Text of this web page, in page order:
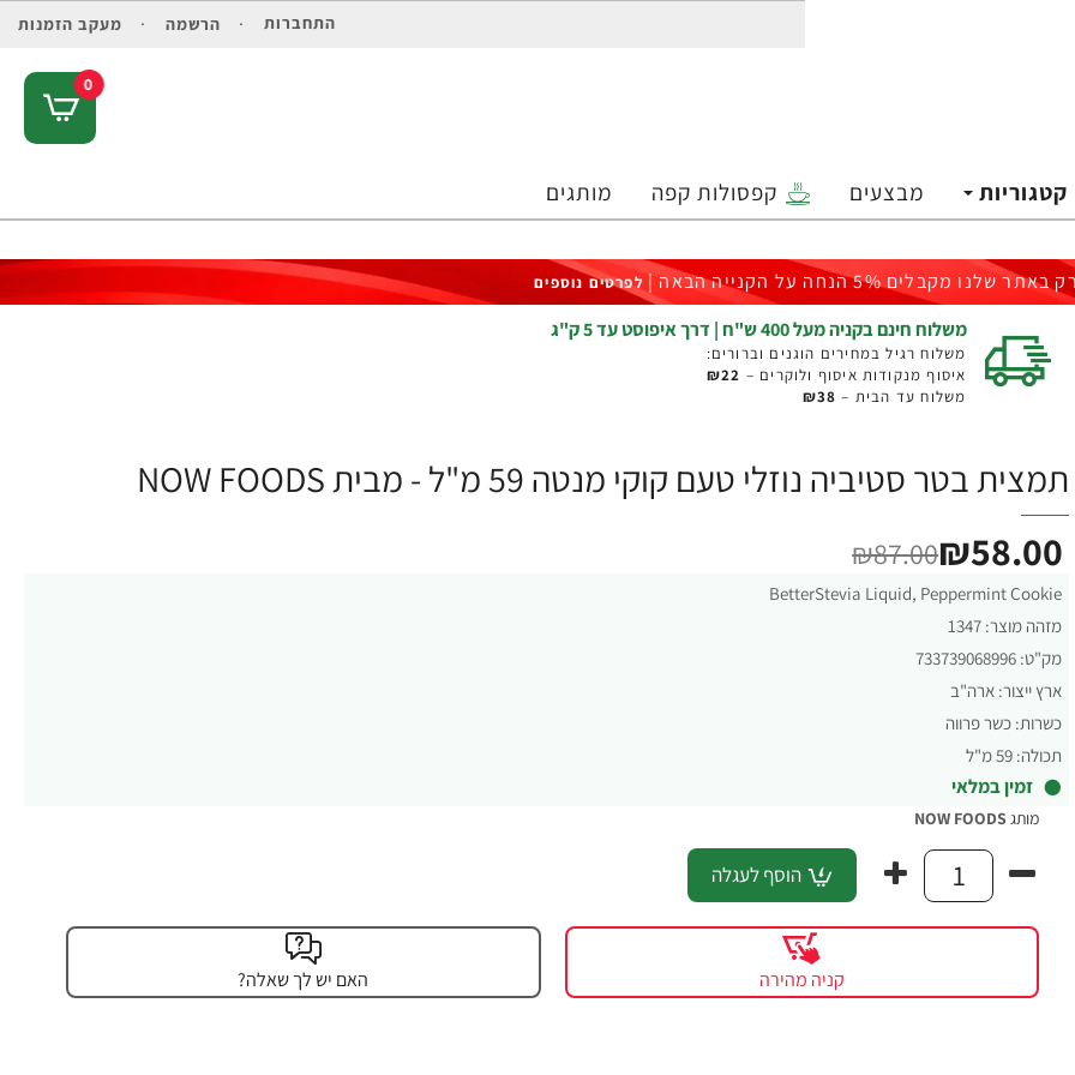
התחברות הרשמה מעקב הזמנות
0
קטגוריות מבצעים קפסולות קפה מותגים
באתר שלנו מקבלים 5% הנחה על הקנייה הבאה | לפרטים נוספים
משלוח חינם בקניה מעל 400 ש"ח | דרך איפוסט עד 5 ק"ג
משלוח רגיל במחירים הוגנים וברורים:
איסוף מנקודות איסוף ולוקרים – ₪22
משלוח עד הבית – ₪38
תמצית בטר סטיביה נוזלי טעם קוקי מנטה 59 מ"ל - מבית NOW FOODS
BetterStevia Liquid, Peppermint Cookie
מזהה מוצר: 1347
מק"ט: 733739068996
ארץ ייצור: ארה"ב
כשרות: כשר פרווה
תכולה: 59 מ"ל
זמין במלאי
₪58.00
₪87.00
מותגNOW FOODS
הוסף לעגלה
קניה מהירה האם יש לך שאלה?